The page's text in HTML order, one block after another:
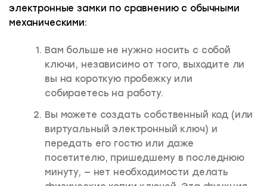
электронные замки по сравнению с обычными
механическими:
Вам больше не нужно носить с собой
ключи, независимо от того, выходите ли
вы на короткую пробежку или
собираетесь на работу.
Вы можете создать собственный код (или
виртуальный электронный ключ) и
передать его гостю или даже
посетителю, пришедшему в последнюю
минуту, — нет необходимости делать